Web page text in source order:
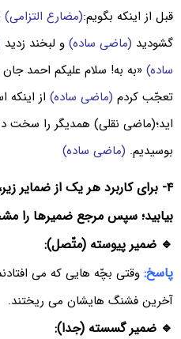
قبل از اینکه بگویم:(مضارع التزامی)
گشودید (ماضی ساده) و لبخند زدید
ساده) «به به! سلام علیکم احمد
تعجّب کردم (ماضی ساده) از اینکه
اید؛(ماضی نقلی) همدیگر را سخت
بوسیدیم. (ماضی ساده)
۴- برای کاربرد هر یک از ضمایر
بیابید؛ سپس مرجع ضمیرها را
🔹 ضمیر پیوسته (متّصل):
پاسخ: وقتی بچّه هایی که می
آخرین فشنگ هایشان می ریختند.
🔹 ضمیر گسسته (جدا):